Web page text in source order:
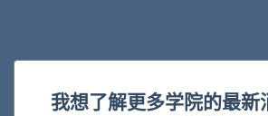
我想了解更多学院的最新